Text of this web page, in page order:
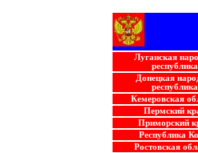
Луганская
республика
Донецкая
республика
Кемеровская
Пермский
Приморский
Республика
Ростовская